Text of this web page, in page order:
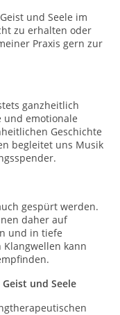
und Seele im
zu erhalten oder
Praxis gern zur
ganzheitlich
und emotionale
Geschichte
begleitet uns Musik
gespürt werden.
daher auf
und in tiefe
kann
und Seele